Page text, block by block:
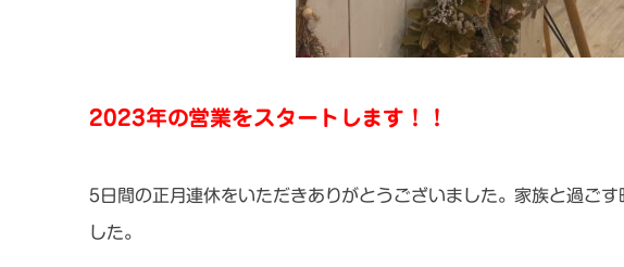
2023年の営業をスタートします！！
5日間の正月連休をいただきありがとうございました。家族と過ご
した。